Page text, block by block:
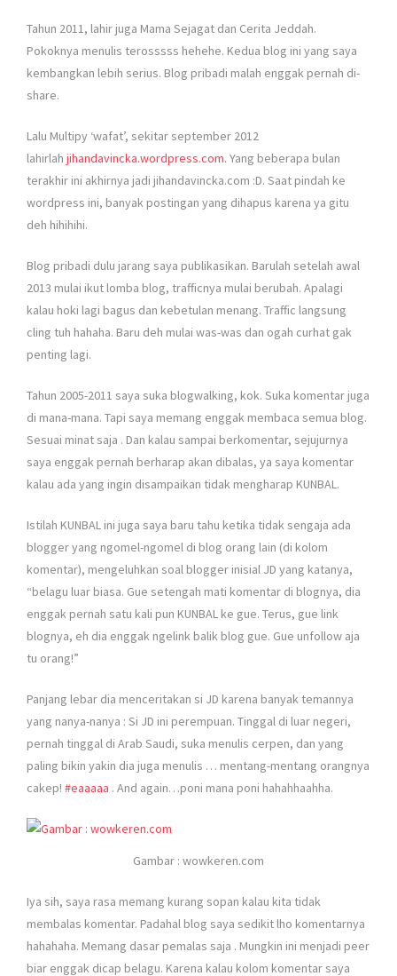
Tahun 2011, lahir juga Mama Sejagat dan Cerita Jeddah.
Pokoknya menulis terosssss hehehe. Kedua blog ini yang saya
kembangkan lebih serius. Blog pribadi malah enggak pernah di-
share.
Lalu Multipy ‘wafat’, sekitar september 2012
lahirlah jihandavincka.wordpress.com. Yang beberapa bulan
terakhir ini akhirnya jadi jihandavincka.com :D. Saat pindah ke
wordpress ini, banyak postingan yang dihapus karena ya gitu
deh hihihihi.
Blog pribadi dulu jarang saya publikasikan. Barulah setelah awal
2013 mulai ikut lomba blog, trafficnya mulai berubah. Apalagi
kalau hoki lagi bagus dan kebetulan menang. Traffic langsung
cling tuh hahaha. Baru deh mulai was-was dan ogah curhat gak
penting lagi.
Tahun 2005-2011 saya suka blogwalking, kok. Suka komentar juga
di mana-mana. Tapi saya memang enggak membaca semua blog.
Sesuai minat saja . Dan kalau sampai berkomentar, sejujurnya
saya enggak pernah berharap akan dibalas, ya saya komentar
kalau ada yang ingin disampaikan tidak mengharap KUNBAL.
Istilah KUNBAL ini juga saya baru tahu ketika tidak sengaja ada
blogger yang ngomel-ngomel di blog orang lain (di kolom
komentar), mengeluhkan soal blogger inisial JD yang katanya,
“belagu luar biasa. Gue setengah mati komentar di blognya, dia
enggak pernah satu kali pun KUNBAL ke gue. Terus, gue link
blognya, eh dia enggak ngelink balik blog gue. Gue unfollow aja
tu orang!”
Panjang lebar dia menceritakan si JD karena banyak temannya
yang nanya-nanya : Si JD ini perempuan. Tinggal di luar negeri,
pernah tinggal di Arab Saudi, suka menulis cerpen, dan yang
paling bikin yakin dia juga menulis … mentang-mentang orangnya
cakep! ‪#‎eaaaaa‬ . And again…poni mana poni hahahhaahha.
Gambar : wowkeren.com
Iya sih, saya rasa memang kurang sopan kalau kita tidak
membalas komentar. Padahal blog saya sedikit lho komentarnya
hahahaha. Memang dasar pemalas saja . Mungkin ini menjadi peer
biar enggak dicap belagu. Karena kalau kolom komentar saya